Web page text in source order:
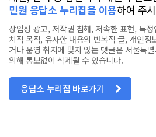
민원 응답소 누리집을 이용하여 주
상업성 광고, 저작권 침해, 저속한 표현, 특
치적 목적, 유사한 내용의 반복적 글, 개인정
거나 운영 취지에 맞지 않는 댓글은 서울특
의해 통보없이 삭제될 수 있습니다.
응답소 누리집 바로가기